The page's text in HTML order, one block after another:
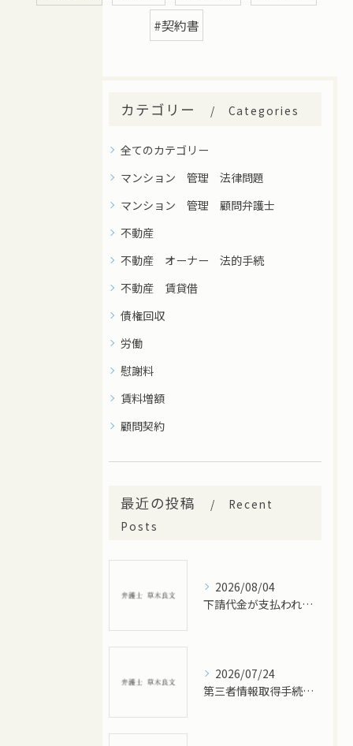
#契約書
カテゴリー Categories
全てのカテゴリー
マンション 管理 法律問題
マンション 管理 顧問弁護士
不動産
不動産 オーナー 法的手続
不動産 賃貸借
債権回収
労働
慰謝料
賃料増額
顧問契約
最近の投稿
Recent
Posts
2026/08/04
下請代金が支払われない…どう対応すべき？未払い代金回収のポイント
2026/07/24
第三者情報取得手続とは？－財産調査を進めるための制度－